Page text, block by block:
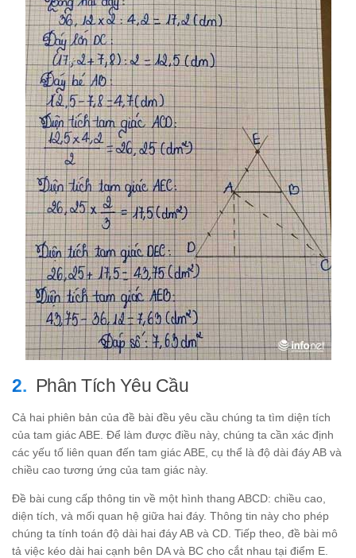
Phân Tích Yêu Cầu
Cả hai phiên bản của đề bài đều yêu cầu chúng ta tìm diện tích
của tam giác ABE. Để làm được điều này, chúng ta cần xác định
các yếu tố liên quan đến tam giác ABE, cụ thể là độ dài đáy AB và
chiều cao tương ứng của tam giác này.
Đề bài cung cấp thông tin về một hình thang ABCD: chiều cao,
diện tích, và mối quan hệ giữa hai đáy. Thông tin này cho phép
chúng ta tính toán độ dài hai đáy AB và CD. Tiếp theo, đề bài mô
tả việc kéo dài hai cạnh bên DA và BC cho cắt nhau tại điểm E.